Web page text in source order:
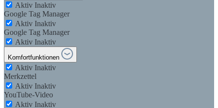
Aktiv Inaktiv
Google Tag Manager
Aktiv Inaktiv
Google Tag Manager
Aktiv Inaktiv
Komfortfunktionen
Aktiv Inaktiv
Merkzettel
Aktiv Inaktiv
YouTube-Video
Aktiv Inaktiv